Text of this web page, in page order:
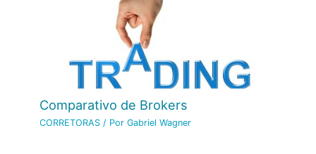
Comparativo de Brokers
CORRETORAS / PorGabriel Wagner